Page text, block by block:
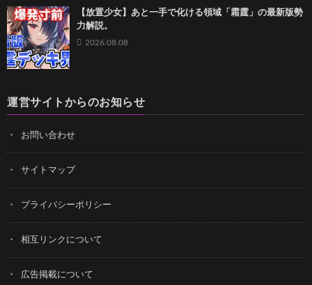
【放置少女】あと一手で化ける領域「霜霆」の最新版勢
力解説。
2026.08.08
運営サイトからのお知らせ
お問い合わせ
サイトマップ
プライバシーポリシー
相互リンクについて
広告掲載について